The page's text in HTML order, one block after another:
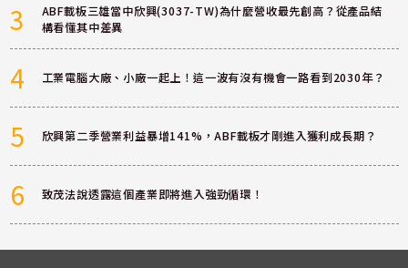
3
ABF載板三雄當中欣興(3037-TW)為什麼營收最先創高？從產品結
構看懂其中差異
4 工業電腦大廠、小廠一起上！這一波有沒有機會一路看到2030年？
5 欣興第二季營業利益暴增141%，ABF載板才剛進入獲利成長期？
6 致茂法說透露這個產業即將進入強勁循環！